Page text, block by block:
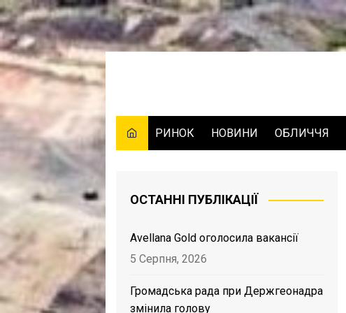
Skip
to
РИНОК НОВИНИ ОБЛИЧЧЯ
ОСТАННІ ПУБЛІКАЦІЇ
Avellana Gold оголосила вакансії
5 Серпня, 2026
Громадська рада при Держгеонадра
змінила голову